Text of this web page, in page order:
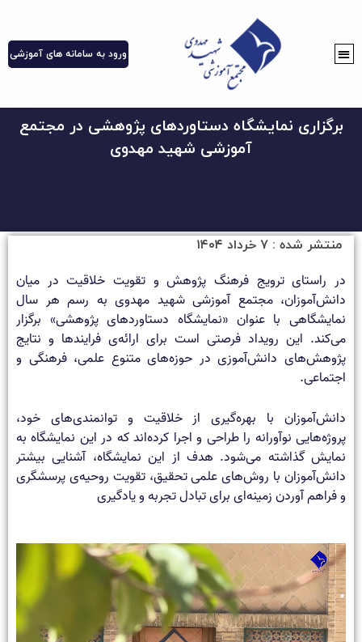
ورود به سامانه های آموزشی
برگزاری نمایشگاه دستاوردهای پژوهشی در مجتمع
آموزشی شهید مهدوی
منتشر شده : ۷ خرداد ۱۴۰۴
در راستای ترویج فرهنگ پژوهش و تقویت خلاقیت در میان
دانش‌آموزان، مجتمع آموزشی شهید مهدوی به رسم هر سال
نمایشگاهی با عنوان «نمایشگاه دستاوردهای پژوهشی» برگزار
می‌کند. این رویداد فرصتی است برای ارائه‌ی فرایندها و نتایج
پژوهش‌های دانش‌آموزی در حوزه‌های متنوع علمی، فرهنگی و
اجتماعی.
دانش‌آموزان با بهره‌گیری از خلاقیت و توانمندی‌های خود،
پروژه‌هایی نوآورانه را طراحی و اجرا کرده‌اند که در این نمایشگاه به
نمایش گذاشته می‌شود. هدف از این نمایشگاه، آشنایی بیشتر
دانش‌آموزان با روش‌های علمی تحقیق، تقویت روحیه‌ی پرسشگری
و فراهم آوردن زمینه‌ای برای تبادل تجربه و یادگیری